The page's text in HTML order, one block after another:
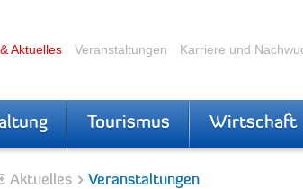
Aktuelles Veranstaltungen Karriere und
Tourismus Wirtschaft
Aktuelles Veranstaltungen